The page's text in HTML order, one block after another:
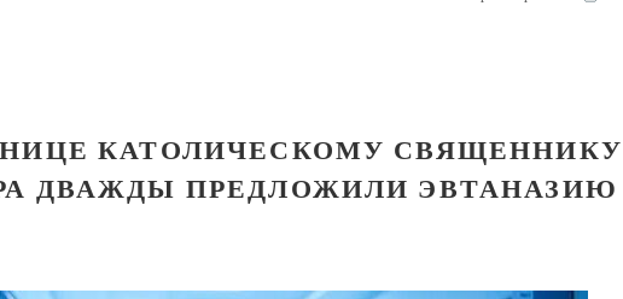
КАТОЛИЧЕСКОМУ
ДВАЖДЫ ПРЕДЛОЖИЛИ ЭВТАНАЗИЮ